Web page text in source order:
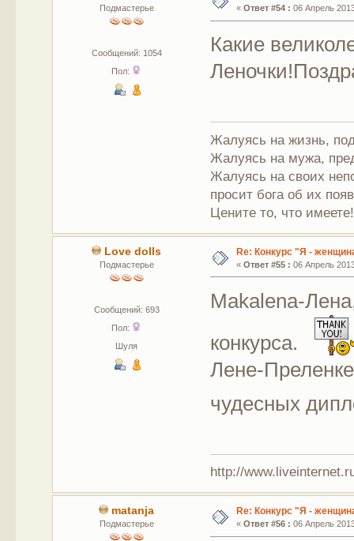
Подмастерье
Сообщений: 1054
Пол:
« Ответ #54 : 06 Апрель
Какие
Жалуясь на жизнь,
Жалуясь на мужа,
Жалуясь на своих
просит бога об их
Цените то, что имеете!
Love dolls
Подмастерье
Сообщений: 693
Пол:
Шуля
Re: Конкурс "Я -
« Ответ #55 : 06 Апрель
Makalena-
конкурса.
Лене-
чудесных
http://
matanja
Подмастерье
Re: Конкурс "Я -
« Ответ #56 : 06 Апрель